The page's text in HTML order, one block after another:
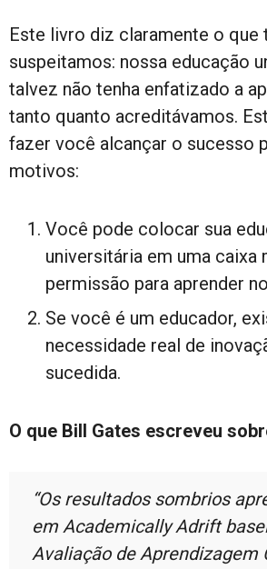
Este livro diz claramente o que
suspeitamos: nossa educação
talvez não tenha enfatizado a
tanto quanto acreditávamos.
fazer você alcançar o sucesso
motivos:
Você pode colocar sua
universitária em uma caixa
permissão para aprender
Se você é um educador,
necessidade real de
sucedida.
O que Bill Gates escreveu
“Os resultados sombrios
em Academically Adrift
Avaliação de Aprendizagem